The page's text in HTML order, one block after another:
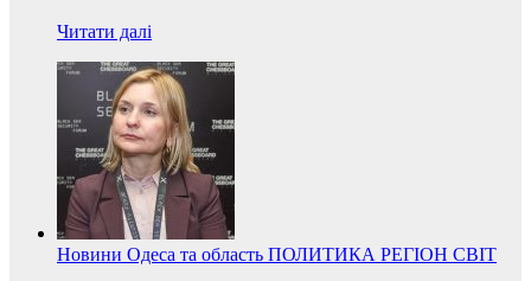
Читати далі
Новини Одеса та область ПОЛИТИКА РЕГІОН СВІТ